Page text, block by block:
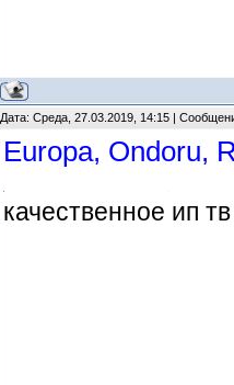
Дата: Среда, 27.03.2019, 14:15 |
Europa, Ondoru,
качественное ип